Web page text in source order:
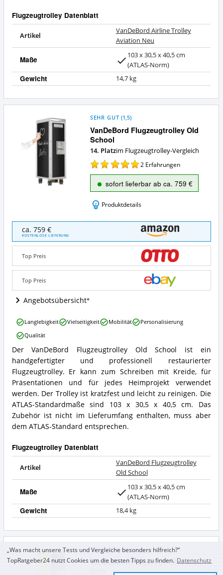
Flugzeugtrolley Datenblatt
Artikel
VanDeBord Airline Trolley
Aviation Neu
Maße
103 x 30,5 x 40,5 cm
(ATLAS-Norm)
Gewicht 14,7 kg
VanDeBord Flugzeugtrolley Old
School
SEHR GUT (1,5)
14. Platzim Flugzeugtrolley-Vergleich
2 Erfahrungen
sofort lieferbar ab ca. 759 €
Produktdetails
VanDeBord
Flugzeugtrolley
Old
School
Angebote:
Wo
Flugzeugtrolley
erhältlich?
ca. 759 €
KOSTENLOSE LIEFERUNG
Top Preis
Top Preis
Angebotsübersicht
VanDeBord
Flugzeugtrolley
Old
School
Zusammenfassung:
Was
bietet
Flugzeugtrolley?
Der VanDeBord Flugzeugtrolley Old School ist ein
handgefertigter und professionell restaurierter
Flugzeugtrolley. Er kann zum Schreiben mit Kreide, für
Präsentationen und für jedes Heimprojekt verwendet
werden. Der Trolley ist kratzfest und leicht zu reinigen. Die
ATLAS-Standardmaße sind 103 x 30,5 x 40,5 cm. Das
Zubehör ist nicht im Lieferumfang enthalten, muss aber
dem ATLAS-Standard entsprechen.
Flugzeugtrolley Datenblatt
Artikel
VanDeBord Flugzeugtrolley
Old School
Maße
103 x 30,5 x 40,5 cm
(ATLAS-Norm)
Gewicht 18,4 kg
VanDeBord
Flugzeugtrolley
Old
School
Vorteile:
Was
spricht
für
Flugzeugtrolley?
Langlebigkeit Vielseitigkeit Mobilität
Personalisierung
Qualität
VanDeBord Flugzeugtrolley Uni
SEHR GUT (1,5)
„Was macht unsere Tests und Vergleiche besonders hilfreich?“
TopRatgeber24 nutzt Cookies um die besten Tipps zu finden. Datenschutz